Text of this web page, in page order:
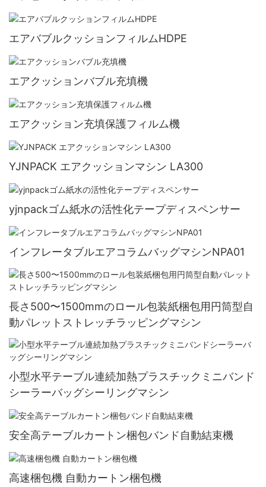
エアバブルクッションフィルムHDPE
エアクッションバブル充填機
エアクッション充填保護フィルム機
YJNPACK エアクッションマシン LA300
yjnpackゴム紙水の活性化テープディスペンサー
インフレータブルエアコラムバッグマシンNPA01
長さ500〜1500mmのロール包装紙梱包用円筒型自
動パレットストレッチラッピングマシン
小型水平テーブル連続加熱プラスチックミニバンド
シーラーバッグシーリングマシン
安全高テーブルカートン梱包バンド自動結束機
高速梱包機 自動カートン梱包機